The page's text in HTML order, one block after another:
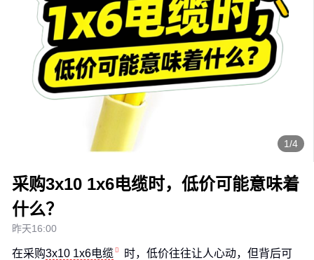
1/4
采购3x10 1x6电缆时，低价可能意味着
什么？
昨天16:00
在采购3x10 1x6电缆
时，低价往往让人心动，但背后可